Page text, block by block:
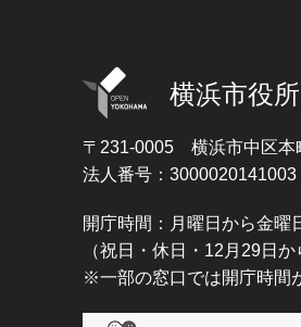
横浜市役所
〒231-0005 横浜市中区
法人番号：3000020141003
開庁時間：月曜日から金曜
（祝日・休日・12月29日か
※一部の窓口では開庁時間